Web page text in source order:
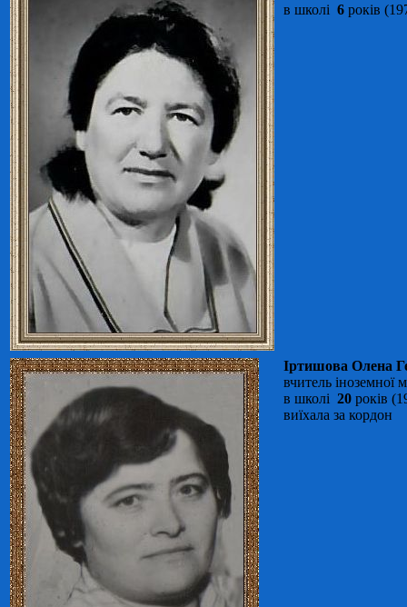
в школі 6 років
Іртишова Олена
вчитель іноземної
в школі 20 років
виїхала за кордон